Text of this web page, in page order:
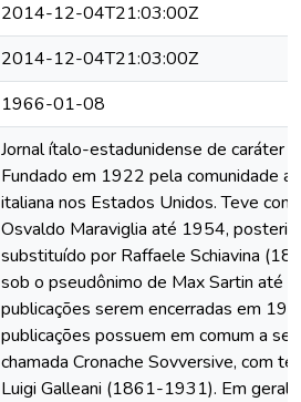
2014-12-04T21:03:00Z
2014-12-04T21:03:00Z
1966-01-08
Jornal ítalo-estadunidense de caráter
Fundado em 1922 pela comunidade
italiana nos Estados Unidos. Teve
Osvaldo Maraviglia até 1954,
substituído por Raffaele Schiavina
sob o pseudônimo de Max Sartin até
publicações serem encerradas em
publicações possuem em comum a
chamada Cronache Sovversive, com
Luigi Galleani (1861-1931). Em geral,